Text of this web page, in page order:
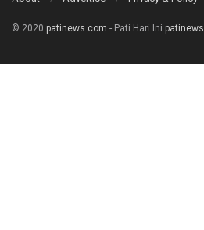
© 2020 patinews.com - Pati Hari Ini patinews